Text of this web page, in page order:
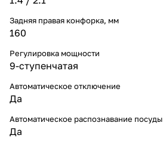
Задняя правая конфорка, мм
160
Регулировка мощности
9-ступенчатая
Автоматическое отключение
Да
Автоматическое распознавание посуды
Да